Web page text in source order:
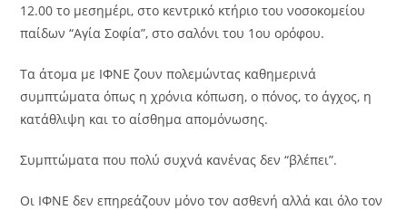
12.00 το μεσημέρι, στο κεντρικό κτήριο του νοσοκομείου
παίδων “Αγία Σοφία”, στο σαλόνι του 1ου ορόφου.
Τα άτομα με ΙΦΝΕ ζουν πολεμώντας καθημερινά
συμπτώματα όπως η χρόνια κόπωση, ο πόνος, το άγχος, η
κατάθλιψη και το αίσθημα απομόνωσης.
Συμπτώματα που πολύ συχνά κανένας δεν “βλέπει”.
Οι ΙΦΝΕ δεν επηρεάζουν μόνο τον ασθενή αλλά και όλο τον